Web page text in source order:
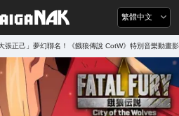
繁體中文
張正己」夢幻聯名！《餓狼傳說 CotW》特別音樂動畫